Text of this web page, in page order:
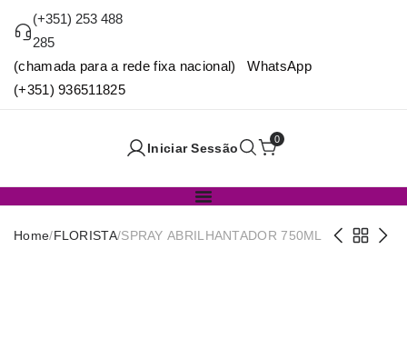
(+351) 253 488
285
(chamada para a rede fixa nacional) WhatsApp
(+351) 936511825
Iniciar Sessão
0
Home/FLORISTA/SPRAY ABRILHANTADOR 750ML